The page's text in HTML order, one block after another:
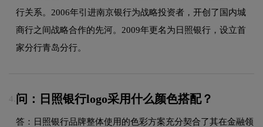
行关系。2006年引进南京银行为战略投资者，开创了国内城
商行之间战略合作的先河。2009年更名为日照银行，设立首
家分行青岛分行。
4. 问：日照银行logo采用什么颜色搭配？
答：日照银行品牌整体使用的色彩方案充分契合了其在金融领